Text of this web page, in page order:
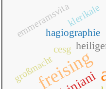
freising
cesg
hagiographie
emmeramsvita
großmacht
klerikale